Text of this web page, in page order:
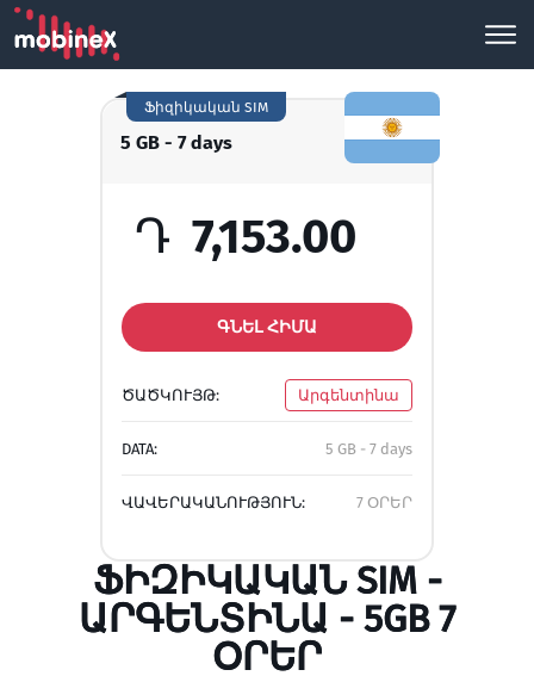
5 GB - 7 days
Ֆիզիկական SIM
Դ 7,153.00
ԳՆԵԼ ՀԻՄԱ
ԾԱԾԿՈՒՅԹ: Արգենտինա
DATA: 5 GB - 7 days
ՎԱՎԵՐԱԿԱՆՈՒԹՅՈՒՆ: 7 ՕՐԵՐ
ՖԻԶԻԿԱԿԱՆ SIM -
ԱՐԳԵՆՏԻՆԱ - 5GB 7
ՕՐԵՐ